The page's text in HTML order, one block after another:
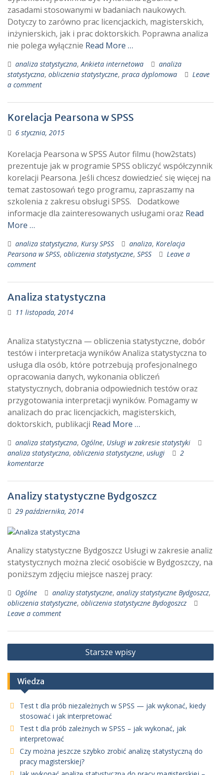
zasadami stosowanymi w badaniach naukowych.
Dotyczy to zarówno prac licencjackich, magisterskich,
inżynierskich, jak i prac doktorskich. Poprawna analiza
nie polega wyłącznie Read More …
analiza statystyczna, Ankieta internetowa
analiza
statystyczna, obliczenia statystyczne, praca dyplomowa
Leave
a comment
Korelacja Pearsona w SPSS
6 stycznia, 2015
Korelacja Pearsona w SPSS Autor filmu (how2stats)
prezentuje jak w programie SPSS obliczyć współczynnik
korelacji Pearsona. Jeśli chcesz dowiedzieć się więcej na
temat zastosowań tego programu, zapraszamy na
szkolenia z zakresu obsługi SPSS. Dodatkowe
informacje dla zainteresowanych usługami oraz Read
More …
analiza statystyczna, Kursy SPSS analiza, Korelacja
Pearsona w SPSS, obliczenia statystyczne, SPSS
Leave a
comment
Analiza statystyczna
11 listopada, 2014
Analiza statystyczna — obliczenia statystyczne, dobór
testów i interpretacja wyników Analiza statystyczna to
usługa dla osób, które potrzebują profesjonalnego
opracowania danych, wykonania obliczeń
statystycznych, dobrania odpowiednich testów oraz
przygotowania interpretacji wyników. Pomagamy w
analizach do prac licencjackich, magisterskich,
doktorskich, publikacji Read More …
analiza statystyczna, Ogólne, Usługi w zakresie statystyki
analiza statystyczna, obliczenia statystyczne, usługi
2
komentarze
Analizy statystyczne Bydgoszcz
29 października, 2014
Analizy statystyczne Bydgoszcz Usługi w zakresie analiz
statystycznych można zlecić osobiście w Bydgoszczy, na
poniższym zdjęciu miejsce naszej pracy:
Ogólne analizy statystyczne, analizy statystyczne Bydgoszcz,
obliczenia statystyczne, obliczenia statystyczne Bydogoszcz
Leave a comment
Nawigacja
po
wpisach
Starsze wpisy
Wiedza
Test t dla prób niezależnych w SPSS — jak wykonać, kiedy
stosować i jak interpretować
Test t dla prób zależnych w SPSS – jak wykonać, jak
interpretować
Czy można jeszcze szybko zrobić analizę statystyczną do
pracy magisterskiej?